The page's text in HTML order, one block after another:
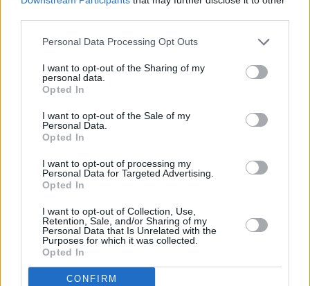
Personal Data Processing Opt Outs
I want to opt-out of the Sharing of my
personal data.
Opted In
I want to opt-out of the Sale of my
Personal Data.
Opted In
I want to opt-out of processing my
Personal Data for Targeted Advertising.
Opted In
I want to opt-out of Collection, Use,
Retention, Sale, and/or Sharing of my
Personal Data that Is Unrelated with the
Purposes for which it was collected.
Opted In
CONFIRM
Φώτης Σεργουλόπουλος.